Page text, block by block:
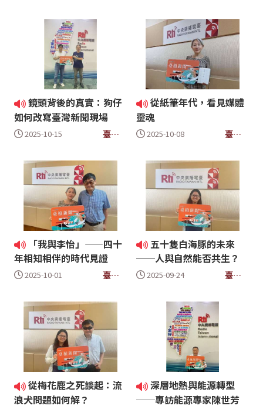
鏡頭背後的真實：狗仔
如何改寫臺灣新聞現場
2025-10-15
臺槓
從紙筆年代，看見媒體
靈魂
2025-10-08
臺槓
「我與李怡」——四十
年相知相伴的時代見證
2025-10-01
臺槓
五十隻白海豚的未來
──人與自然能否共生？
2025-09-24
臺槓
從梅花鹿之死談起：流
浪犬問題如何解？
深層地熱與能源轉型
──專訪能源專家陳世芳